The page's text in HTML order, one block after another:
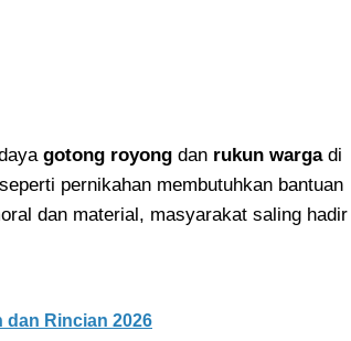
gotong royong dan rukun wargadi
pernikahan membutuhkan bantuan
dan material, masyarakat saling hadir
dan Rincian 2026